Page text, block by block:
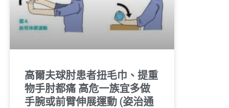
高爾夫球肘患者扭毛巾、提重
物手肘都痛 高危一族宜多做
手腕或前臂伸展運動 (姿治通